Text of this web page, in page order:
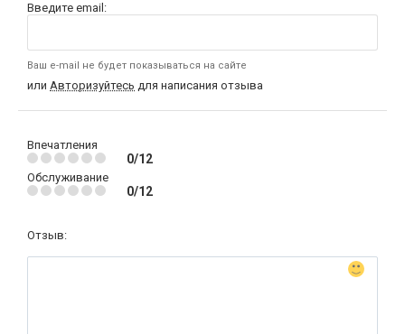
Введите email:
Ваш e-mail не будет показываться на сайте
или Авторизуйтесь для написания отзыва
Впечатления
0/12
Обслуживание
0/12
Отзыв: